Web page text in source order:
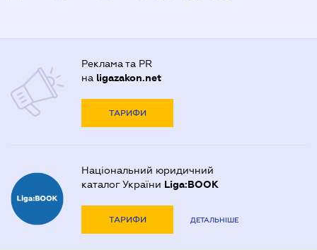
Реклама та PR
на ligazakon.net
ТАРИФИ
Національний юридичний
каталог України Liga:BOOK
ТАРИФИ ДЕТАЛЬНІШЕ